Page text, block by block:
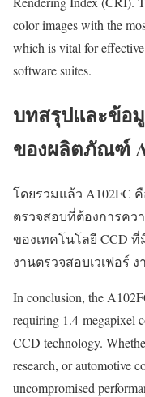
color images with the
which is vital for
software suites.
บทสรุปและข้อ
ของผลิตภัณฑ์
โดยรวมแล้ว A102FC
ตรวจสอบที่ต้องการคว
ของเทคโนโลยี CCD
งานตรวจสอบเวเฟอร์
In conclusion, the
requiring 1.4-megapixel
CCD technology.
research, or automotive
uncompromised